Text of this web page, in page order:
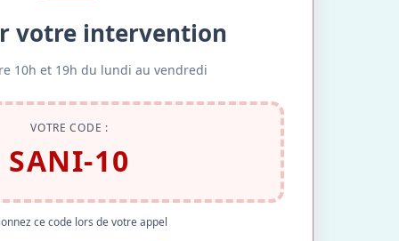
votre intervention
10h et 19h du lundi au vendredi
VOTRE CODE :
SANI-10
ce code lors de votre appel